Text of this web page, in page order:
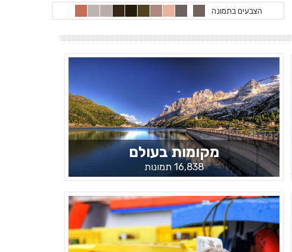
הצבעים בתמונה
מקומות בעולם
16,838 תמונות